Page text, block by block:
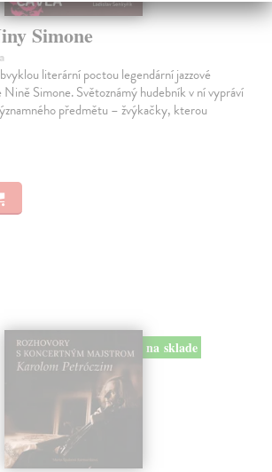
Simone
literární poctou legendární jazzové
Nině Simone. Světoznámý hudebník v ní vypráví
předmětu – žvýkačky, kterou
na sklade